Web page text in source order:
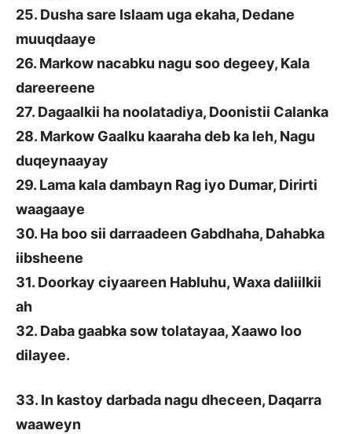
25. Dusha sare Islaam uga ekaha, Dedane
muuqdaaye
26. Markow nacabku nagu soo degeey, Kala
dareereene
27. Dagaalkii ha noolatadiya, Doonistii Calanka
28. Markow Gaalku kaaraha deb ka leh, Nagu
duqeynaayay
29. Lama kala dambayn Rag iyo Dumar, Dirirti
waagaaye
30. Ha boo sii darraadeen Gabdhaha, Dahabka
iibsheene
31. Doorkay ciyaareen Habluhu, Waxa daliilkii
ah
32. Daba gaabka sow tolatayaa, Xaawo loo
dilayee.
33. In kastoy darbada nagu dheceen, Daqarra
waaweyn